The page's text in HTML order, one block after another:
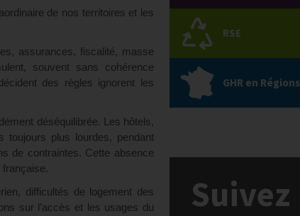
de nos territoires et les
assurances, fiscalité, masse
souvent sans cohérence
des règles ignorent les
déséquilibrée. Les hôtels,
toujours plus lourdes, pendant
de contraintes. Cette absence
française.
difficultés de logement des
sur l’accès et les usages du
RSE
GHR en Régions
Suivez